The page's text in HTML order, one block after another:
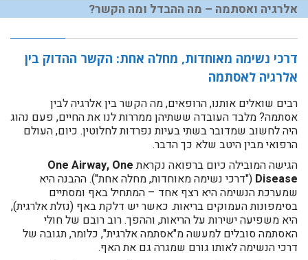
אלרגיה ואסתמה – מה ההבדל ומה הקשר?
דרכי נשימה מאוחדות, מחלה אחת: הקשר ההדוק בין
אלרגיה לאסתמה
רבים שואלים אותנו, הרופאים, מה הקשר בין אלרגיה לבין
אסתמה? מלבד העובדה ששתיהן ממררות לנו את החיים, פעם נהוג
היה לחשוב שמדובר בשתי בעיות נפרדות לחלוטין. כיום, העולם
הרפואי מבין היטב שלא כך הדבר.
הגישה המובילה כיום ברפואה נקראתOne Airway, One
Disease ("דרכי נשימה מאוחדות, מחלה אחת"). ההבנה היא
שמערכת הנשימה היא רצף אחד – המתחיל באף ומסתיים
בסימפונות העמוקים בריאות. כאשר יש דלקת באף (נזלת אלרגית),
היא משפיעה ישירות על הריאות, וההפך. רוב רובם של חולי
האסתמה סובלים למעשה מ"אסתמה אלרגית", כלומר, תגובה של
דרכי הנשימה לאותו גורם שמגרה גם את האף.